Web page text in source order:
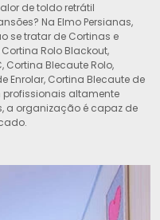
de toldo retrátil
Na Elmo Persianas,
se tratar de Cortinas e
Rolo Blackout,
Cortina Blecaute Rolo,
Enrolar, Cortina Blecaute de
profissionais altamente
a organização é capaz de